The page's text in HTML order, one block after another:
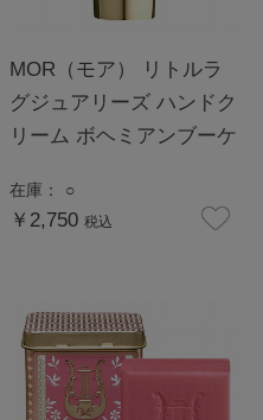
MOR（モア） リトルラ
グジュアリーズ ハンドク
リーム ボヘミアンブーケ
在庫： ○
￥2,750 税込